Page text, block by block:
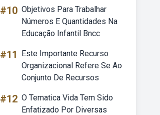
#10 Objetivos Para Trabalhar
Números E Quantidades Na
Educação Infantil Bncc
#11
Este Importante Recurso
Organizacional Refere Se Ao
Conjunto De Recursos
#12 O Tematica Vida Tem Sido
Enfatizado Por Diversas